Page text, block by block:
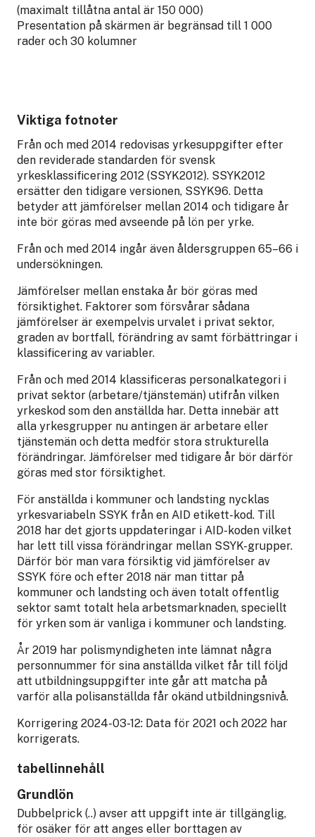
(maximalt tillåtna antal är 150 000)
Presentation på skärmen är begränsad till 1 000
rader och 30 kolumner
Viktiga fotnoter
Från och med 2014 redovisas yrkesuppgifter efter
den reviderade standarden för svensk
yrkesklassificering 2012 (SSYK2012). SSYK2012
ersätter den tidigare versionen, SSYK96. Detta
betyder att jämförelser mellan 2014 och tidigare år
inte bör göras med avseende på lön per yrke.
Från och med 2014 ingår även åldersgruppen 65–66 i
undersökningen.
Jämförelser mellan enstaka år bör göras med
försiktighet. Faktorer som försvårar sådana
jämförelser är exempelvis urvalet i privat sektor,
graden av bortfall, förändring av samt förbättringar i
klassificering av variabler.
Från och med 2014 klassificeras personalkategori i
privat sektor (arbetare/tjänstemän) utifrån vilken
yrkeskod som den anställda har. Detta innebär att
alla yrkesgrupper nu antingen är arbetare eller
tjänstemän och detta medför stora strukturella
förändringar. Jämförelser med tidigare år bör därför
göras med stor försiktighet.
För anställda i kommuner och landsting nycklas
yrkesvariabeln SSYK från en AID etikett-kod. Till
2018 har det gjorts uppdateringar i AID-koden vilket
har lett till vissa förändringar mellan SSYK-grupper.
Därför bör man vara försiktig vid jämförelser av
SSYK före och efter 2018 när man tittar på
kommuner och landsting och även totalt offentlig
sektor samt totalt hela arbetsmarknaden, speciellt
för yrken som är vanliga i kommuner och landsting.
År 2019 har polismyndigheten inte lämnat några
personnummer för sina anställda vilket får till följd
att utbildningsuppgifter inte går att matcha på
varför alla polisanställda får okänd utbildningsnivå.
Korrigering 2024-03-12: Data för 2021 och 2022 har
korrigerats.
tabellinnehåll
Grundlön
Dubbelprick (..) avser att uppgift inte är tillgänglig,
för osäker för att anges eller borttagen av